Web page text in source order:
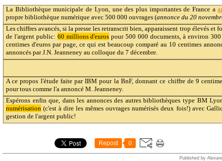
La Bibliothèque municipale de Lyon, une des plus importantes de France a
propre bibliothèque numérique avec 500 000 ouvrages (annonce du 20
Les chiffres avancés, si la presse les retranscrit bien, apparaissent trop élevés et
de l'argent public: 60 millions d'euros pour 500 000 documents, à environ
centimes d'euros par page, ce qui est beaucoup comparé au 10 centimes
annoncés par J.N. Jeanneney au colloque du 7 décembre.
A ce propos l'étude faite par IBM pour la BnF, donnant ce chiffre de 9
pour tous comme l'a annoncé M. Jeanneney.
Espérons enfin que, dans les annonces des autres bibliothèques type BM
numérisation (c'est à dire les mêmes ouvrages numérisés deux fois!) avec
gestion de l'argent public!
Repost 0
Published by